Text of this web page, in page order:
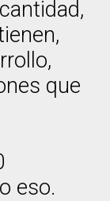
que
eso.